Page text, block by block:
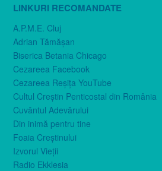
LINKURI RECOMANDATE
A.P.M.E. Cluj
Adrian Tămăşan
Biserica Betania Chicago
Cezareea Facebook
Cezareea Reşiţa YouTube
Cultul Creştin Penticostal din România
Cuvântul Adevărului
Din inimă pentru tine
Foaia Creştinului
Izvorul Vieţii
Radio Ekklesia